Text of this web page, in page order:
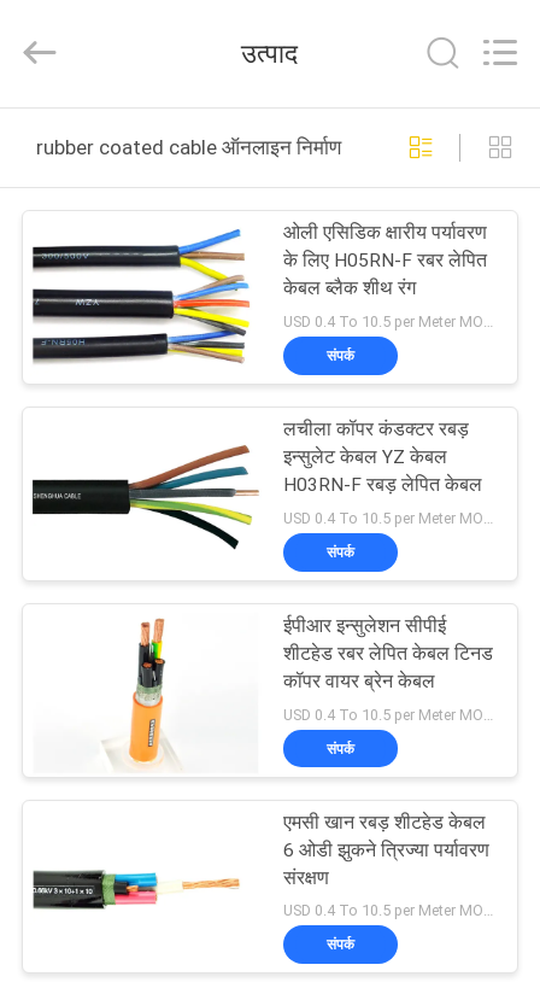
उत्पाद
वीडियो
वीआर
दिखाएँ
हमारे
बारे
गुणवत्ता
नियंत्रण
हमसे
करें
Cable
(Group)
All
उत्पाद
rubber coated cable ऑनलाइन निर्माण
ओली एसिडिक क्षारीय पर्यावरण
के लिए H05RN-F रबर लेपित
केबल ब्लैक शीथ रंग
USD 0.4 To 10.5 per Meter MOQ:1000 मी
संपर्क
लचीला कॉपर कंडक्टर रबड़
इन्सुलेट केबल YZ केबल
H03RN-F रबड़ लेपित केबल
संपर्क
ईपीआर इन्सुलेशन सीपीई
शीटहेड रबर लेपित केबल टिनड
कॉपर वायर ब्रेन केबल
संपर्क
एमसी खान रबड़ शीटहेड केबल
6 ओडी झुकने त्रिज्या पर्यावरण
संरक्षण
USD 0.4 To 10.5 per Meter MOQ:500 एम
संपर्क